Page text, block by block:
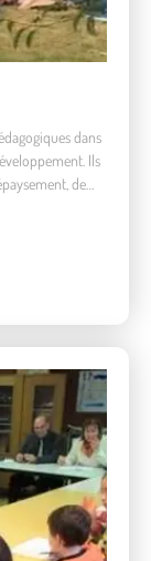
dans
Ils
de